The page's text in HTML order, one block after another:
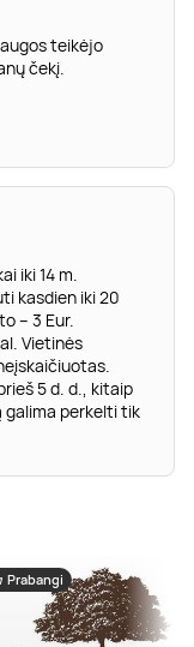
teikėjo
čekį.
iki 14 m.
kasdien iki 20
– 3 Eur.
Vietinės
5 d. d., kitaip
galima perkelti tik
Prabangi